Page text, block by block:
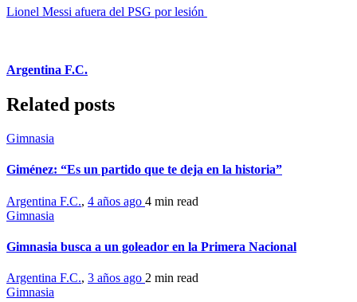
Lionel Messi afuera del PSG por lesión
Argentina F.C.
Related posts
Gimnasia
Giménez: “Es un partido que te deja en la historia”
Argentina F.C., 4 años ago 4 min read
Gimnasia
Gimnasia busca a un goleador en la Primera Nacional
Argentina F.C., 3 años ago 2 min read
Gimnasia